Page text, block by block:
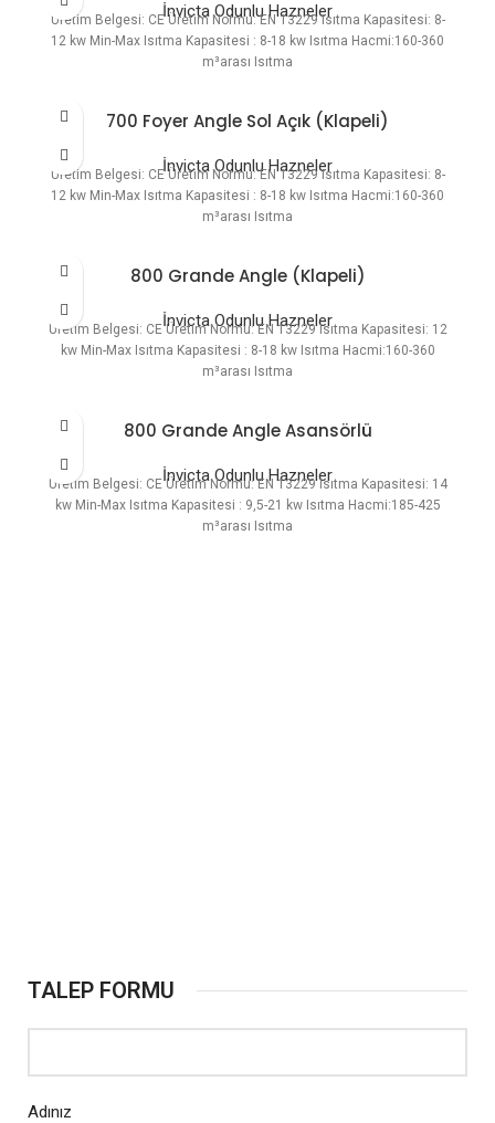
İnvicta Odunlu Hazneler
Üretim Belgesi: CE Üretim Normu: EN 13229 Isıtma Kapasitesi: 8-
12 kw Min-Max Isıtma Kapasitesi : 8-18 kw Isıtma Hacmi:160-360
m³arası Isıtma
700 Foyer Angle Sol Açık (Klapeli)
İnvicta Odunlu Hazneler
Üretim Belgesi: CE Üretim Normu: EN 13229 Isıtma Kapasitesi: 8-
12 kw Min-Max Isıtma Kapasitesi : 8-18 kw Isıtma Hacmi:160-360
m³arası Isıtma
800 Grande Angle (Klapeli)
İnvicta Odunlu Hazneler
Üretim Belgesi: CE Üretim Normu: EN 13229 Isıtma Kapasitesi: 12
kw Min-Max Isıtma Kapasitesi : 8-18 kw Isıtma Hacmi:160-360
m³arası Isıtma
800 Grande Angle Asansörlü
İnvicta Odunlu Hazneler
Üretim Belgesi: CE Üretim Normu: EN 13229 Isıtma Kapasitesi: 14
kw Min-Max Isıtma Kapasitesi : 9,5-21 kw Isıtma Hacmi:185-425
m³arası Isıtma
TALEP FORMU
Adınız